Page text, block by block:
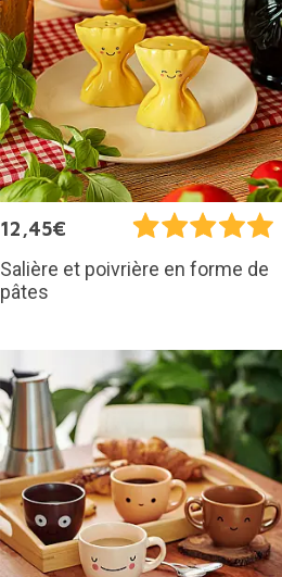
12,45€
Salière et poivrière en forme de
pâtes